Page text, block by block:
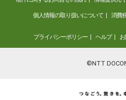
個人情報の取り扱いについて 消費
プライバシーポリシー ヘルプ
©NTT